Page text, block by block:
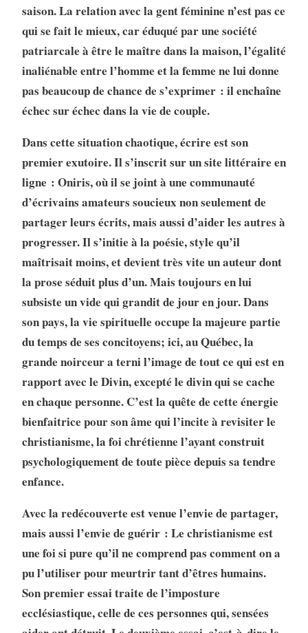
saison. La relation avec la gent féminine n’est pas ce
qui se fait le mieux, car éduqué par une société
patriarcale à être le maître dans la maison, l’égalité
inaliénable entre l’homme et la femme ne lui donne
pas beaucoup de chance de s’exprimer : il enchaîne
échec sur échec dans la vie de couple.
Dans cette situation chaotique, écrire est son
premier exutoire. Il s’inscrit sur un site littéraire en
ligne : Oniris, où il se joint à une communauté
d’écrivains amateurs soucieux non seulement de
partager leurs écrits, mais aussi d’aider les autres à
progresser. Il s’initie à la poésie, style qu’il
maîtrisait moins, et devient très vite un auteur dont
la prose séduit plus d’un. Mais toujours en lui
subsiste un vide qui grandit de jour en jour. Dans
son pays, la vie spirituelle occupe la majeure partie
du temps de ses concitoyens; ici, au Québec, la
grande noirceur a terni l’image de tout ce qui est en
rapport avec le Divin, excepté le divin qui se cache
en chaque personne. C’est la quête de cette énergie
bienfaitrice pour son âme qui l’incite à revisiter le
christianisme, la foi chrétienne l’ayant construit
psychologiquement de toute pièce depuis sa tendre
enfance.
Avec la redécouverte est venue l’envie de partager,
mais aussi l’envie de guérir : Le christianisme est
une foi si pure qu’il ne comprend pas comment on a
pu l’utiliser pour meurtrir tant d’êtres humains.
Son premier essai traite de l’imposture
ecclésiastique, celle de ces personnes qui, sensées